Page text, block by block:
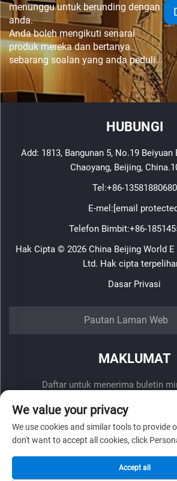
menunggu untuk berunding dengan
anda.
Anda boleh mengikuti senarai
produk mereka dan bertanya
sebarang soalan yang anda peduli.
HUBUNGI
Add: 1813, Bangunan 5, No.19 Beiyuan
Chaoyang, Beijing,
Tel:+86-13581880680
E-mel:[email
Telefon Bimbit:+86-
Hak Cipta © 2026 China Beijing World
Ltd. Hak cipta
Dasar Privasi
Pautan Laman Web
MAKLUMAT
Daftar untuk menerima buletin
We value your privacy
We use cookies and similar tools to provide
don't want to accept all cookies, click
Accept all